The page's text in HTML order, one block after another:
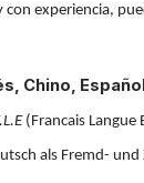
experiencia,
Chino,
(Francais Langue
als Fremd-